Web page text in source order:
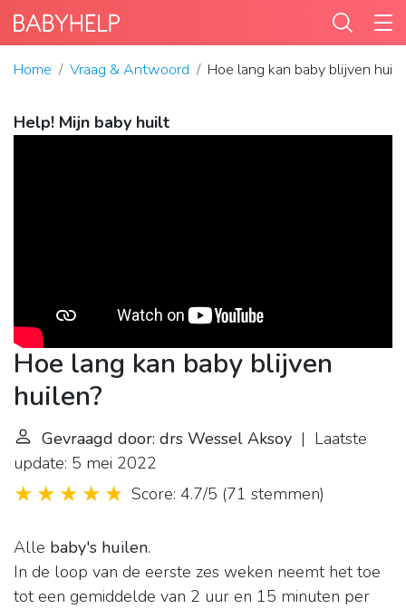
Home Vraag & Antwoord Hoe lang kan baby blijven
Help! Mijn baby huilt
Hoe lang kan baby blijven
huilen?
Gevraagd door: drs Wessel Aksoy | Laatste
update: 5 mei 2022
Score: 4.7/5 (71 stemmen)
Alle baby's huilen.
In de loop van de eerste zes weken neemt het toe
tot een gemiddelde van 2 uur en 15 minuten per